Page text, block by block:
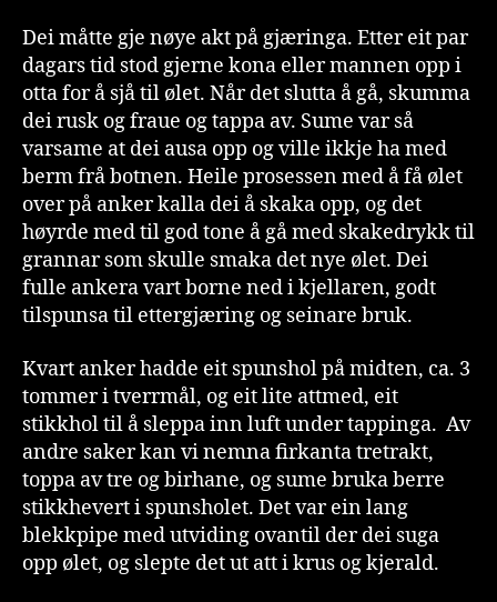
Dei måtte gje nøye akt på gjæringa. Etter eit par
dagars tid stod gjerne kona eller mannen opp i
otta for å sjå til ølet. Når det slutta å gå, skumma
dei rusk og fraue og tappa av. Sume var så
varsame at dei ausa opp og ville ikkje ha med
berm frå botnen. Heile prosessen med å få ølet
over på anker kalla dei å skaka opp, og det
høyrde med til god tone å gå med skakedrykk til
grannar som skulle smaka det nye ølet. Dei
fulle ankera vart borne ned i kjellaren, godt
tilspunsa til ettergjæring og seinare bruk.
Kvart anker hadde eit spunshol på midten, ca. 3
tommer i tverrmål, og eit lite attmed, eit
stikkhol til å sleppa inn luft under tappinga. Av
andre saker kan vi nemna firkanta tretrakt,
toppa av tre og birhane, og sume bruka berre
stikkhevert i spunsholet. Det var ein lang
blekkpipe med utviding ovantil der dei suga
opp ølet, og slepte det ut att i krus og kjerald.